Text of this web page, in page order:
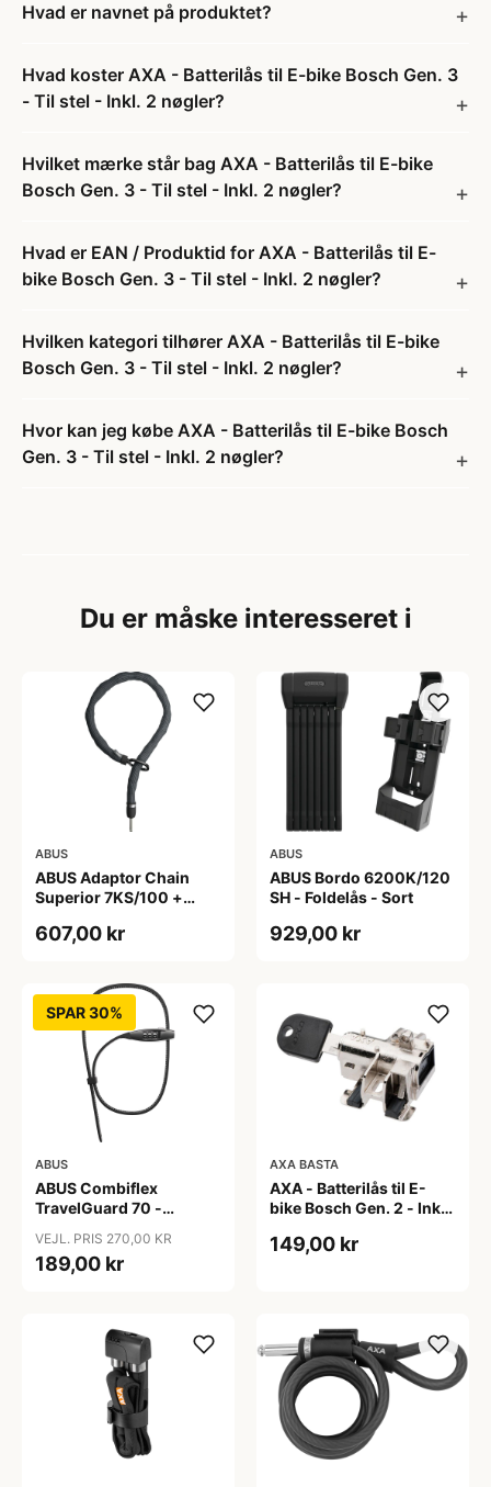
Hvad er navnet på produktet?
Hvad koster AXA - Batterilås til E-bike Bosch Gen. 3
- Til stel - Inkl. 2 nøgler?
Hvilket mærke står bag AXA - Batterilås til E-bike
Bosch Gen. 3 - Til stel - Inkl. 2 nøgler?
Hvad er EAN / Produktid for AXA - Batterilås til E-
bike Bosch Gen. 3 - Til stel - Inkl. 2 nøgler?
Hvilken kategori tilhører AXA - Batterilås til E-bike
Bosch Gen. 3 - Til stel - Inkl. 2 nøgler?
Hvor kan jeg købe AXA - Batterilås til E-bike Bosch
Gen. 3 - Til stel - Inkl. 2 nøgler?
Du er måske interesseret i
ABUS
ABUS Adaptor Chain
Superior 7KS/100 +
607,00 kr
ABUS
ABUS Bordo 6200K/120
SH - Foldelås - Sort
929,00 kr
SPAR 30%
ABUS
ABUS Combiflex
TravelGuard 70 -
VEJL. PRIS 270,00 KR
189,00 kr
AXA BASTA
AXA - Batterilås til E-
bike Bosch Gen. 2 - Inkl.
149,00 kr